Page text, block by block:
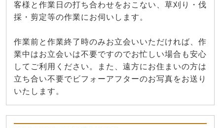
客様と作業日の打ち合わせをおこない、草刈り・伐
採・剪定等の作業にお伺いします。
作業前と作業終了時のみお立会いいただければ、作
業中はお立会いは不要ですのでお忙しい場合も安心
してご利用ください。また、遠方にお住まいの方は
立ち合い不要でビフォーアフターのお写真をお送り
いたします。